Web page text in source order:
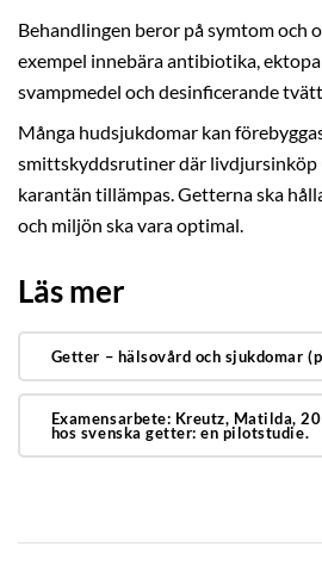
Behandlingen beror på symtom och
exempel innebära antibiotika,
svampmedel och desinficerande
Många hudsjukdomar kan
smittskyddsrutiner där livdjursinköp
karantän tillämpas. Getterna ska
och miljön ska vara optimal.
Läs mer
Getter – hälsovård och sjukdomar
Examensarbete: Kreutz, Matilda,
hos svenska getter: en pilotstudie.